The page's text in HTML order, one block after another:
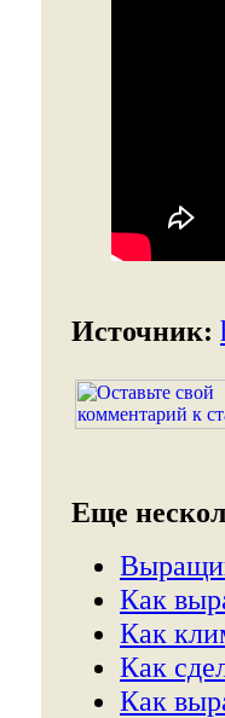
Источник:
Еще
Как
Как
Как
Как